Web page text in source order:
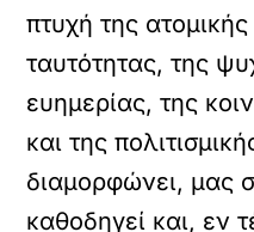
πτυχή της
ταυτότητας, της
ευημερίας, της
και της
διαμορφώνει, μας
καθοδηγεί και, εν